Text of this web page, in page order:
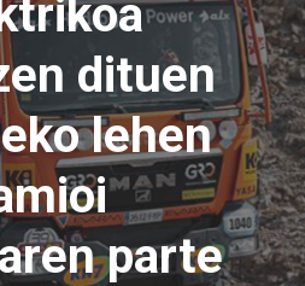
dituen
lehen
parte